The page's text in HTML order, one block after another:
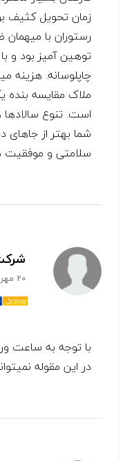
زمان تحویل کثیف
رستوران با
توهین آمیز بود و
چاپلوسانه. هزینه
ملاک مقایسه
است. تنوع سالادها
شما بهتر از جاهای
سلامتی و موفقیت
20 مهر 1396
با توجه به ساعت
در این مقوله